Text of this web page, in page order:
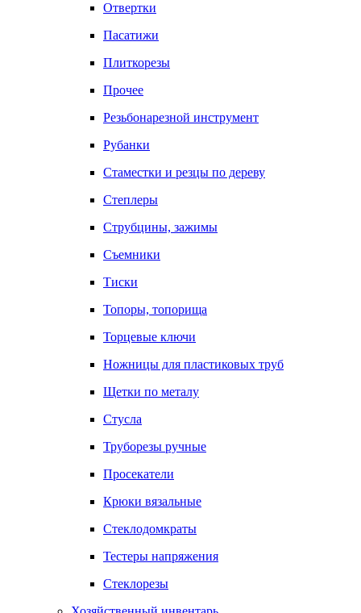
Отвертки
Пасатижи
Плиткорезы
Прочее
Резьбонарезной инструмент
Рубанки
Стаместки и резцы по дереву
Степлеры
Струбцины, зажимы
Съемники
Тиски
Топоры, топорища
Торцевые ключи
Ножницы для пластиковых труб
Щетки по металу
Стусла
Труборезы ручные
Просекатели
Крюки вязальные
Стеклодомкраты
Тестеры напряжения
Стеклорезы